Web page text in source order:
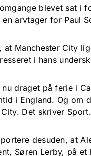
blevet sat i
arvtager for Paul
at Manchester City
i hans
nu draget på ferie i
i England. Og om
Det skriver
desuden, at
Søren Lerby, på